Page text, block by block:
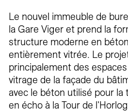
Le nouvel immeuble de
la Gare Viger et prend la
structure moderne en
entièrement vitrée. Le
principalement des
vitrage de la façade du
avec le béton utilisé pour la
en écho à la Tour de